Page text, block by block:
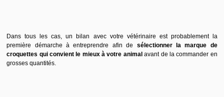
Dans tous les cas, un bilan avec votre vétérinaire est probablement la
première démarche à entreprendre afin de sélectionner la marque de
croquettes qui convient le mieux à votre animal avant de la commander en
grosses quantités.